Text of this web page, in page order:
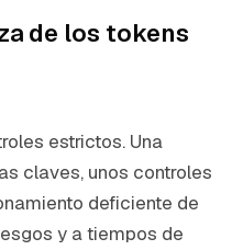
de los tokens
estrictos. Una
claves, unos controles
deficiente de
y a tiempos de